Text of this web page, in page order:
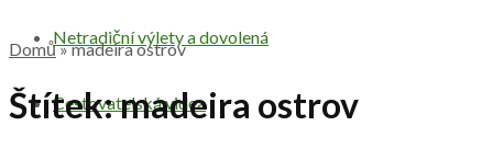
Netradiční výlety a dovolená
Cestovatelská videa
Domů»madeira ostrov
Štítek:madeira ostrov